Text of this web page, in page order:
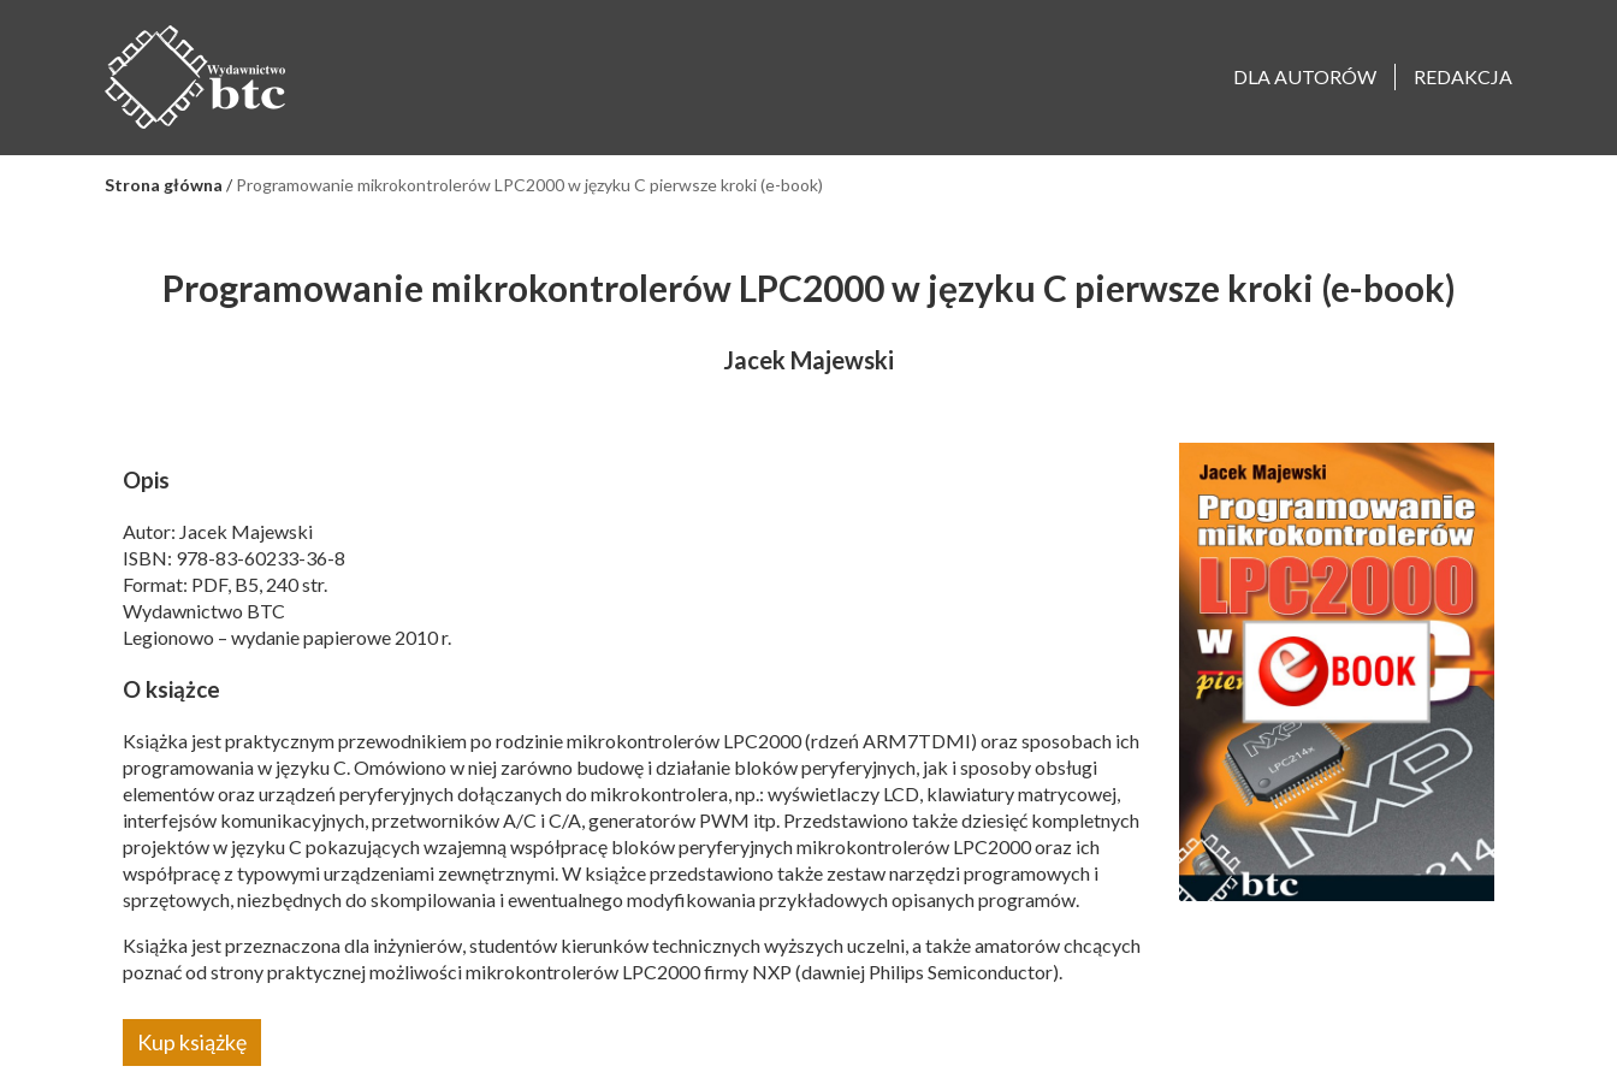
DLA AUTORÓW REDAKCJA
Strona główna / Programowanie mikrokontrolerów LPC2000 w języku C pierwsze kroki (e-book)
Programowanie mikrokontrolerów LPC2000 w języku C pierwsze kroki (e-book)
Jacek Majewski
Opis
Autor: Jacek Majewski
ISBN: 978-83-60233-36-8
Format: PDF, B5, 240 str.
Wydawnictwo BTC
Legionowo – wydanie papierowe 2010 r.
O książce
Książka jest praktycznym przewodnikiem po rodzinie mikrokontrolerów LPC2000 (rdzeń ARM7TDMI) oraz sposobach ich
programowania w języku C. Omówiono w niej zarówno budowę i działanie bloków peryferyjnych, jak i sposoby obsługi
elementów oraz urządzeń peryferyjnych dołączanych do mikrokontrolera, np.: wyświetlaczy LCD, klawiatury matrycowej,
interfejsów komunikacyjnych, przetworników A/C i C/A, generatorów PWM itp. Przedstawiono także dziesięć kompletnych
projektów w języku C pokazujących wzajemną współpracę bloków peryferyjnych mikrokontrolerów LPC2000 oraz ich
współpracę z typowymi urządzeniami zewnętrznymi. W książce przedstawiono także zestaw narzędzi programowych i
sprzętowych, niezbędnych do skompilowania i ewentualnego modyfikowania przykładowych opisanych programów.
Książka jest przeznaczona dla inżynierów, studentów kierunków technicznych wyższych uczelni, a także amatorów chcących
poznać od strony praktycznej możliwości mikrokontrolerów LPC2000 firmy NXP (dawniej Philips Semiconductor).
Kup książkę